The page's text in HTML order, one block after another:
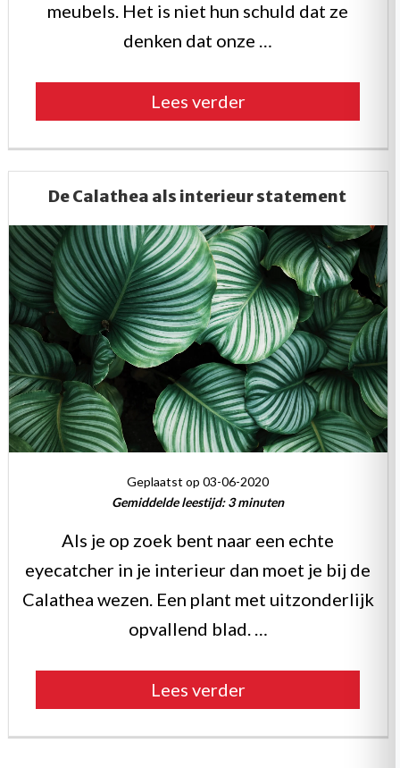
meubels. Het is niet hun schuld dat ze
denken dat onze …
Lees verder“Bescherm
tegen
De Calathea als interieur statement
Geplaatst op 03-06-2020
Gemiddelde leestijd: 3 minuten
Als je op zoek bent naar een echte
eyecatcher in je interieur dan moet je bij de
Calathea wezen. Een plant met uitzonderlijk
opvallend blad. …
Lees verder“De